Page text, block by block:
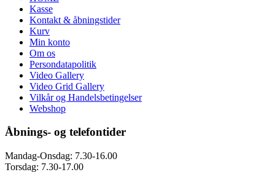
Kasse
Kontakt & åbningstider
Kurv
Min konto
Om os
Persondatapolitik
Video Gallery
Video Grid Gallery
Vilkår og Handelsbetingelser
Webshop
Åbnings- og telefontider
Mandag-Onsdag: 7.30-16.00
Torsdag: 7.30-17.00